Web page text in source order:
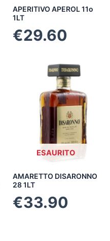
APERITIVO APEROL 11o
1LT
€29.60
ESAURITO
AMARETTO DISARONNO
28 1LT
€33.90